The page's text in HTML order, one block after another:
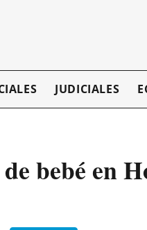
JUDICIALES
bebé en